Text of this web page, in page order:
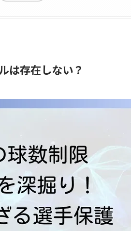
は存在しない？